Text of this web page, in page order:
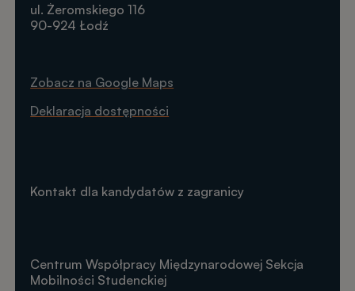
ul. Żeromskiego 116
90-924 Łodź
Zobacz na Google Maps
Deklaracja dostępności
Kontakt dla kandydatów z zagranicy
Centrum Współpracy Międzynarodowej Sekcja
Mobilności Studenckiej